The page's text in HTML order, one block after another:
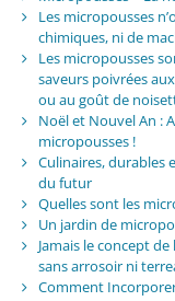
Les micropousses
chimiques, ni de
Les micropousses
saveurs poivrées
ou au goût de
Noël et Nouvel An :
micropousses !
Culinaires, durables
du futur
Quelles sont les
Un jardin de
Jamais le concept
sans arrosoir ni
Comment